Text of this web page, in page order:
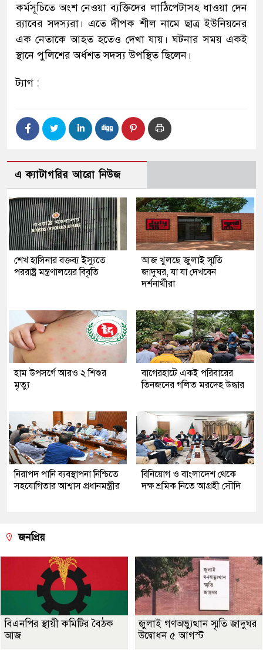
কর্মসূচিতে অংশ নেওয়া ব্যক্তিদের লাঠিপেটাসহ ধাওয়া দেন
র‍্যাবের সদস্যরা। এতে দীপক শীল নামে ছাত্র ইউনিয়নের
এক নেতাকে আহত হতেও দেখা যায়। ঘটনার সময় একই
স্থানে পুলিশের অর্ধশত সদস্য উপস্থিত ছিলেন।
ট্যাগ :
এ ক্যাটাগরির আরো নিউজ
শেখ হাসিনার বক্তব্য ইস্যুতে
পররাষ্ট্র মন্ত্রণালয়ের বিবৃতি
আজ খুলছে জুলাই স্মৃতি
জাদুঘর, যা যা দেখবেন
দর্শনার্থীরা
হাম উপসর্গে আরও ২ শিশুর
মৃত্যু
‎বাগেরহাটে একই পরিবারের
তিনজনের গলিত মরদেহ উদ্ধার
নিরাপদ পানি ব্যবস্থাপনা নিশ্চিতে
সহযোগিতার আশ্বাস প্রধানমন্ত্রীর
বিনিয়োগ ও বাংলাদেশ থেকে
দক্ষ শ্রমিক নিতে আগ্রহী সৌদি
জনপ্রিয়
বিএনপির স্থায়ী কমিটির বৈঠক
আজ
জুলাই গণঅভ্যুত্থান স্মৃতি জাদুঘর
উদ্বোধন ৫ আগস্ট